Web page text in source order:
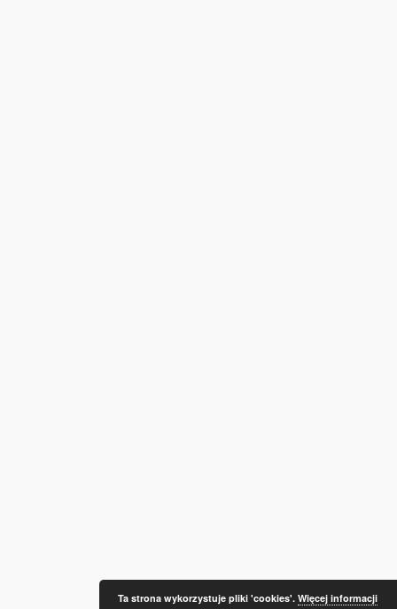
Ta strona wykorzystuje pliki 'cookies'. Więcej informacji